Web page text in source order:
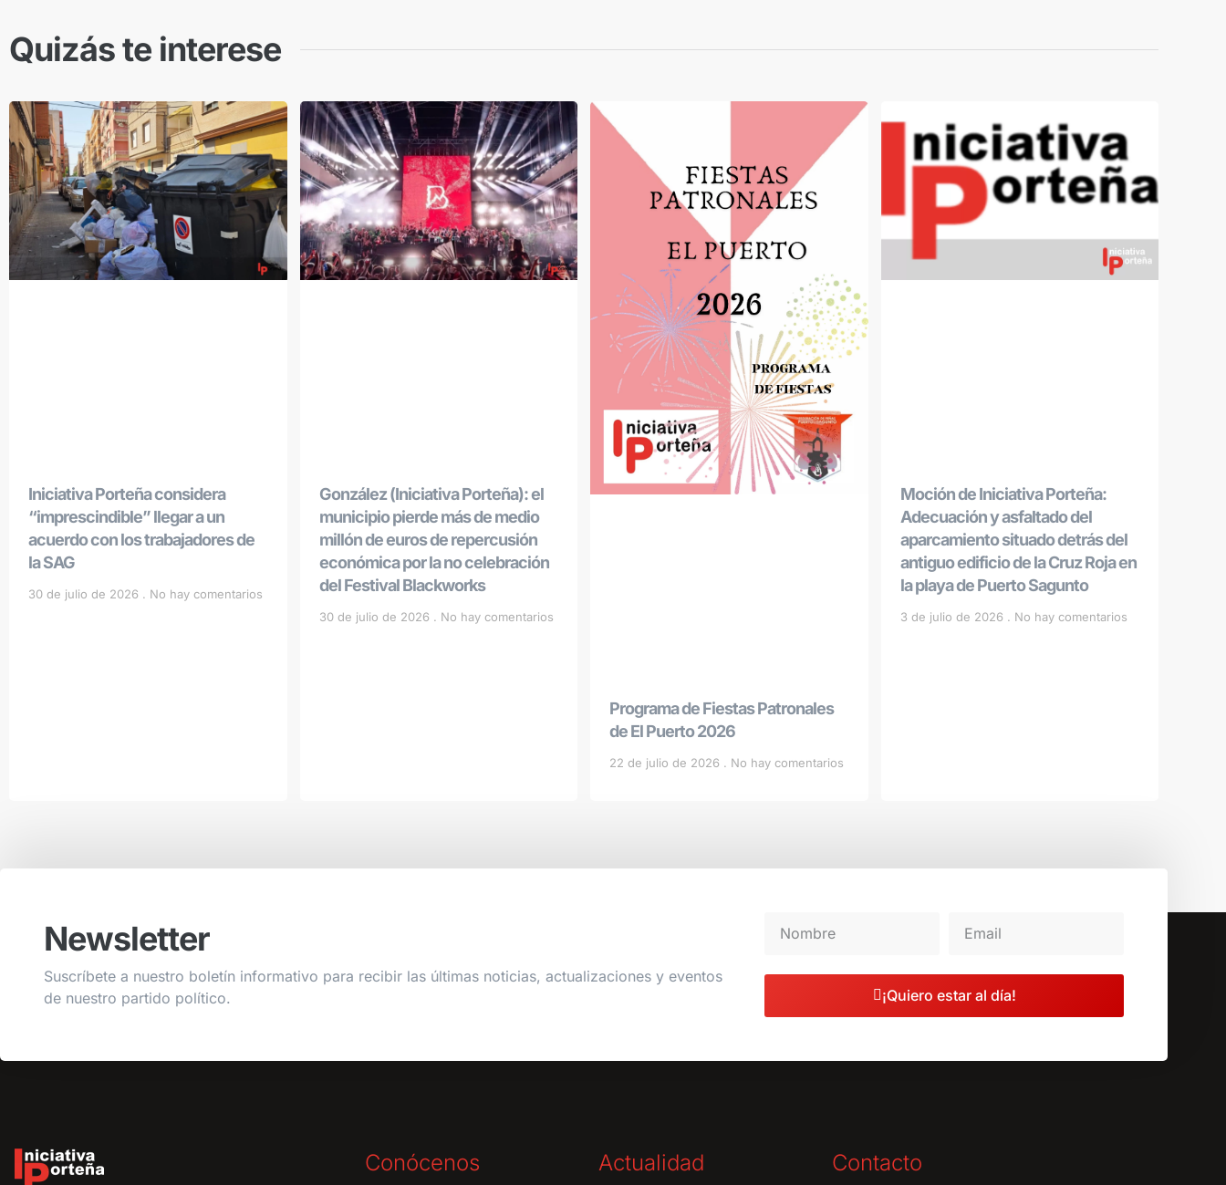
Quizás te interese
Iniciativa Porteña considera
“imprescindible” llegar a un
acuerdo con los trabajadores de
la SAG
30 de julio de 2026 No hay comentarios
González (Iniciativa Porteña): el
municipio pierde más de medio
millón de euros de repercusión
económica por la no celebración
del Festival Blackworks
30 de julio de 2026 No hay comentarios
Programa de Fiestas Patronales
de El Puerto 2026
22 de julio de 2026 No hay comentarios
Moción de Iniciativa Porteña:
Adecuación y asfaltado del
aparcamiento situado detrás del
antiguo edificio de la Cruz Roja en
la playa de Puerto Sagunto
3 de julio de 2026 No hay comentarios
Newsletter
Suscríbete a nuestro boletín informativo para recibir las últimas noticias, actualizaciones y eventos
de nuestro partido político.
¡Quiero estar al día!
Conócenos Actualidad Contacto